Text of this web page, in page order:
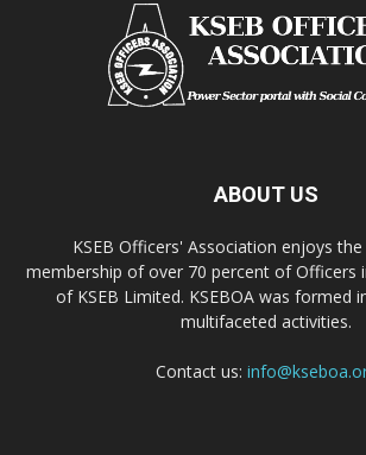
ABOUT US
KSEB Officers' Association enjoys
membership of over 70 percent of Officers
of KSEB Limited. KSEBOA was formed
multifaceted activities.
Contact us: